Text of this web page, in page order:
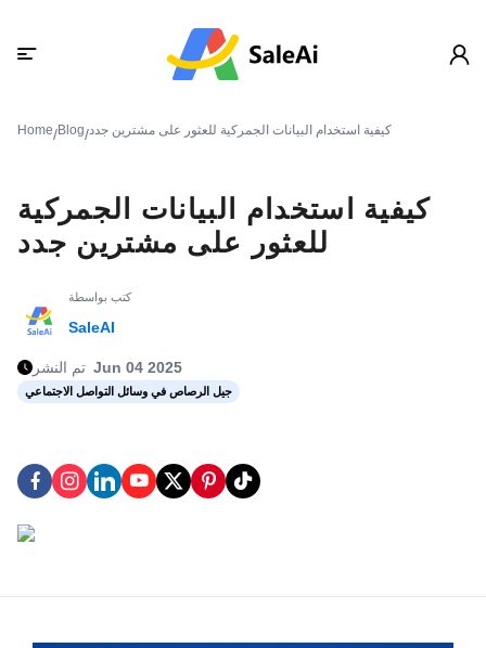
Home/Blog/كيفية استخدام البيانات الجمركية للعثور على مشترين جدد
كيفية استخدام البيانات الجمركية
للعثور على مشترين جدد
كتب بواسطة
SaleAI
تم النشر Jun 04 2025
جيل الرصاص في وسائل التواصل الاجتماعي